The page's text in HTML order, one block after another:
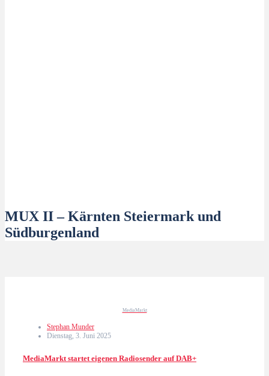
MUX II – Kärnten Steiermark und
Südburgenland
MediaMarkt
Stephan Munder
Dienstag, 3. Juni 2025
MediaMarkt startet eigenen Radiosender auf DAB+